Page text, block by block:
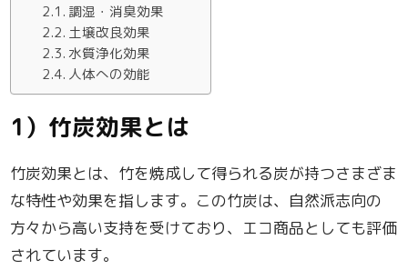
調湿・消臭効果
土壌改良効果
水質浄化効果
人体への効能
1）竹炭効果とは
竹炭効果とは、竹を焼成して得られる炭が持つさまざま
な特性や効果を指します。この竹炭は、自然派志向の
方々から高い支持を受けており、エコ商品としても評価
されています。